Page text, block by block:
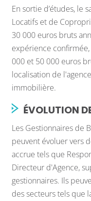
En sortie d’études, le
Locatifs et de
30 000 euros bruts
expérience
000 et 50 000 euros
localisation de
immobilière.
ÉVOLUTION
Les Gestionnaires de
peuvent évoluer vers
accrue tels que
Directeur d'Agence,
gestionnaires. Ils
des secteurs tels que